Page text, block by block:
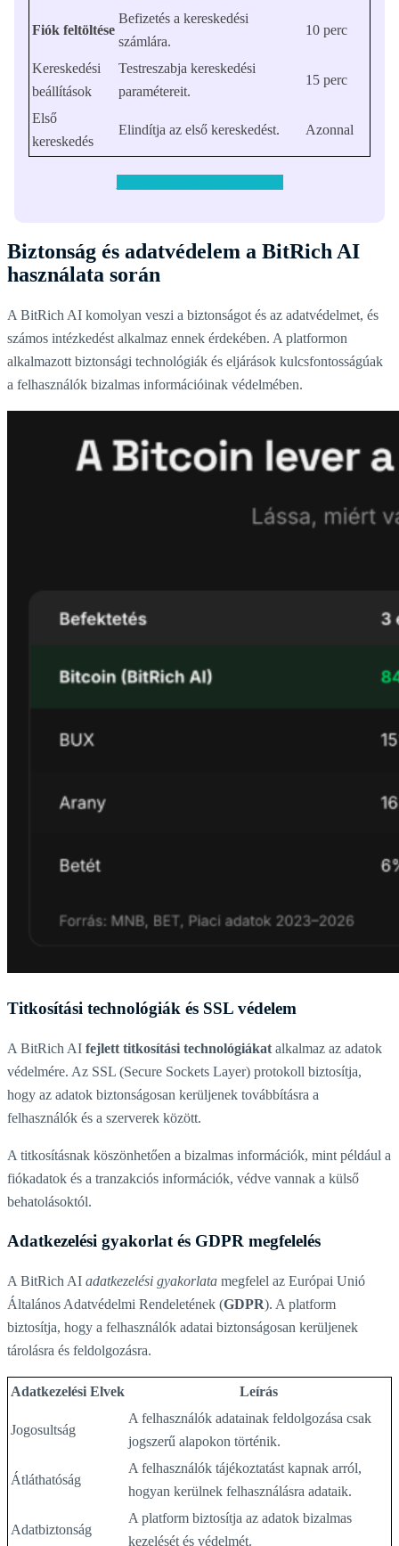
Fiók feltöltése
Befizetés a kereskedési
számlára.
10 perc
Kereskedési
beállítások
Testreszabja kereskedési
paramétereit.
15 perc
Első
kereskedés
Elindítja az első kereskedést. Azonnal
Biztonság és adatvédelem a BitRich AI
használata során
A BitRich AI komolyan veszi a biztonságot és az adatvédelmet, és
számos intézkedést alkalmaz ennek érdekében. A platformon
alkalmazott biztonsági technológiák és eljárások kulcsfontosságúak
a felhasználók bizalmas információinak védelmében.
Titkosítási technológiák és SSL védelem
A BitRich AI fejlett titkosítási technológiákat alkalmaz az adatok
védelmére. Az SSL (Secure Sockets Layer) protokoll biztosítja,
hogy az adatok biztonságosan kerüljenek továbbításra a
felhasználók és a szerverek között.
A titkosításnak köszönhetően a bizalmas információk, mint például a
fiókadatok és a tranzakciós információk, védve vannak a külső
behatolásoktól.
Adatkezelési gyakorlat és GDPR megfelelés
A BitRich AI adatkezelési gyakorlata megfelel az Európai Unió
Általános Adatvédelmi Rendeletének (GDPR). A platform
biztosítja, hogy a felhasználók adatai biztonságosan kerüljenek
tárolásra és feldolgozásra.
Adatkezelési Elvek Leírás
Jogosultság
A felhasználók adatainak feldolgozása csak
jogszerű alapokon történik.
Átláthatóság
A felhasználók tájékoztatást kapnak arról,
hogyan kerülnek felhasználásra adataik.
Adatbiztonság
A platform biztosítja az adatok bizalmas
kezelését és védelmét.